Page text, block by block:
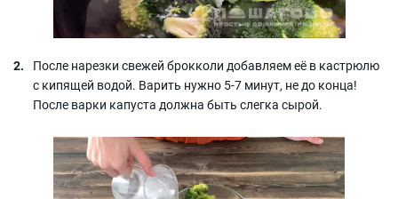
После нарезки свежей брокколи добавляем её в кастрюлю
с кипящей водой. Варить нужно 5-7 минут, не до конца!
После варки капуста должна быть слегка сырой.